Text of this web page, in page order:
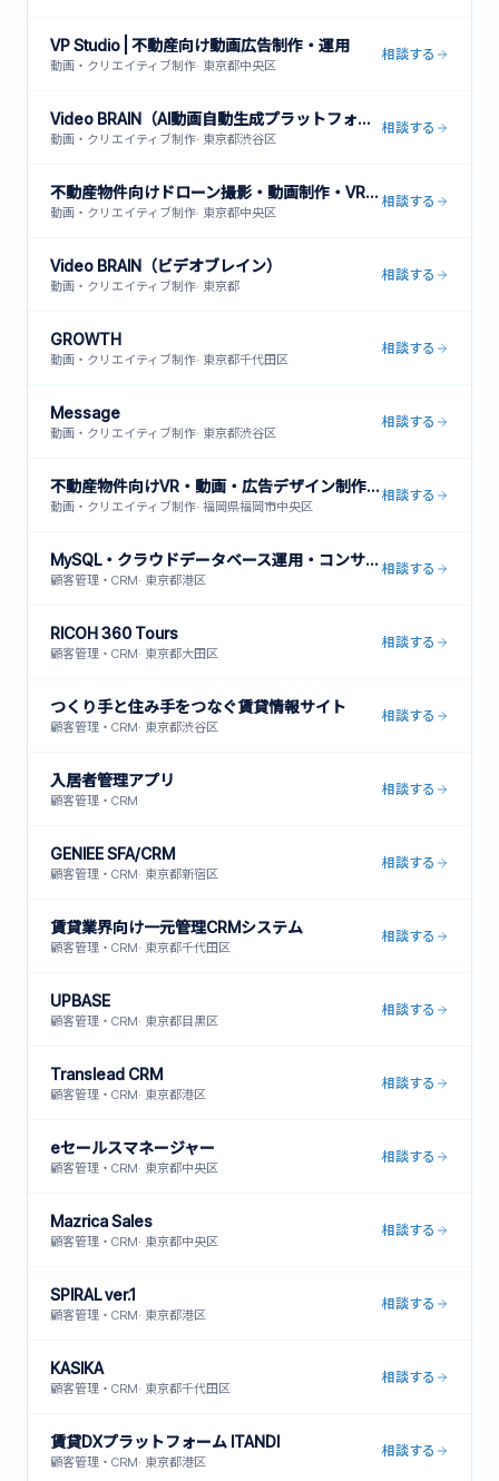
VP Studio | 不動産向け動画広告制作・運用
動画・クリエイティブ制作· 東京都中央区
相談する
Video BRAIN（AI動画自動生成プラットフォーム）
動画・クリエイティブ制作· 東京都渋谷区
相談する
不動産物件向けドローン撮影・動画制作・VR内見サービス
動画・クリエイティブ制作· 東京都中央区
相談する
Video BRAIN（ビデオブレイン）
動画・クリエイティブ制作· 東京都
相談する
GROWTH
動画・クリエイティブ制作· 東京都千代田区
相談する
Message
動画・クリエイティブ制作· 東京都渋谷区
相談する
不動産物件向けVR・動画・広告デザイン制作サービス
動画・クリエイティブ制作· 福岡県福岡市中央区
相談する
MySQL・クラウドデータベース運用・コンサルティングサービス
顧客管理・CRM· 東京都港区
相談する
RICOH 360 Tours
顧客管理・CRM· 東京都大田区
相談する
つくり手と住み手をつなぐ賃貸情報サイト
顧客管理・CRM· 東京都渋谷区
相談する
入居者管理アプリ
顧客管理・CRM
相談する
GENIEE SFA/CRM
顧客管理・CRM· 東京都新宿区
相談する
賃貸業界向け一元管理CRMシステム
顧客管理・CRM· 東京都千代田区
相談する
UPBASE
顧客管理・CRM· 東京都目黒区
相談する
Translead CRM
顧客管理・CRM· 東京都港区
相談する
eセールスマネージャー
顧客管理・CRM· 東京都中央区
相談する
Mazrica Sales
顧客管理・CRM· 東京都中央区
相談する
SPIRAL ver.1
顧客管理・CRM· 東京都港区
相談する
KASIKA
顧客管理・CRM· 東京都千代田区
相談する
賃貸DXプラットフォーム ITANDI
顧客管理・CRM· 東京都港区
相談する